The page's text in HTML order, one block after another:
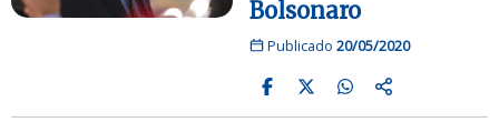
Bolsonaro
Publicado 20/05/2020